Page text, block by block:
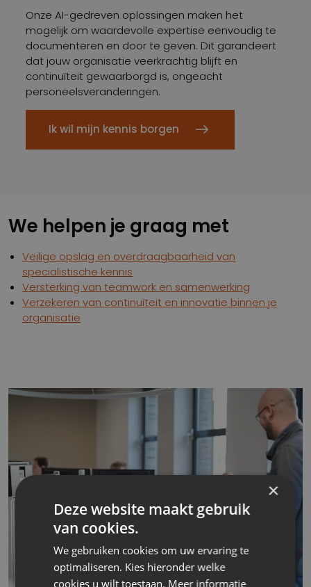
Onze AI-gedreven oplossingen maken het
mogelijk om waardevolle expertise eenvoudig te
documenteren en door te geven. Dit garandeert
dat jouw organisatie veerkrachtig blijft en
continuïteit gewaarborgd is, ongeacht
personeelsveranderingen.
Ik wil mijn kennis borgen
We helpen je graag met
Veilige opslag en overdraagbaarheid van
specialistische kennis
Versterking van teamwork en samenwerking
Verzekeren van continuïteit en innovatie binnen je
organisatie
×
Deze website maakt gebruik
van cookies.
We gebruiken cookies om uw ervaring te
optimaliseren. Kies hieronder welke
cookies u wilt toestaan. Meer informatie